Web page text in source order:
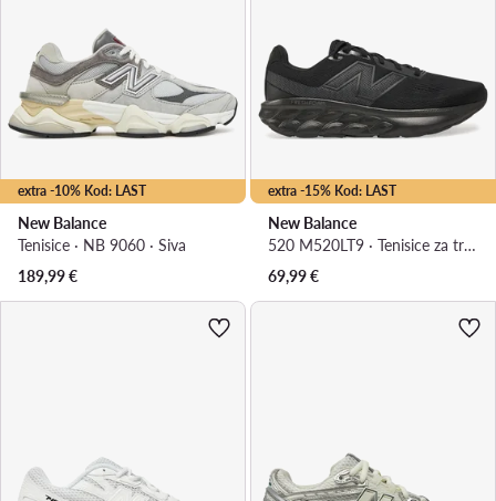
extra -10% Kod: LAST
New Balance
Tenisice · NB 9060 · Siva
189,99€
extra -15% Kod: LAST
New Balance
520 M520LT9 · Tenisice za trčanje
69,99€